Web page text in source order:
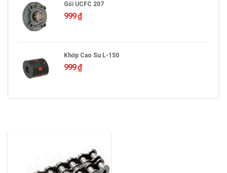
Gối UCFC 207
999₫
Khớp Cao Su L-150
999₫